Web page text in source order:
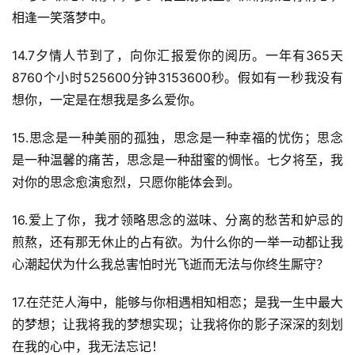
相逢一笑落梦中。
14.7夕情人节到了，向你汇报爱你的阅历。一年有365天
8760个小时525600分钟3153600秒。假如有一秒我没有
想你，一定是在想我是多么爱你。
15.思念是一种美丽的孤独，思念是一种幸福的忧伤；思念
是一种温馨的痛苦，思念是一种甜蜜的惆怅。七夕将至，我
对你的思念愈演愈烈，只愿你能体会到。
16.爱上了你，我才领略思念的滋味、分离的愁苦和妒忌的
煎熬，还有那无休止的占有欲。为什么你的一举一动都让我
心潮起伏为什么我总害怕时光飞逝而无法与你终生厮守？
17.在茫茫人海中，能够与你相遇相知相恋；是我一生中最大
的梦想；让我将我的梦想实现；让我将你的影子深深的刻划
在我的心中，我无法忘记！